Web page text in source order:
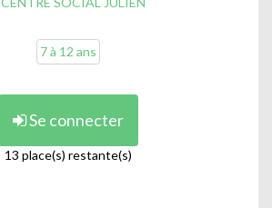
7 à 12 ans
Se connecter
13 place(s) restante(s)